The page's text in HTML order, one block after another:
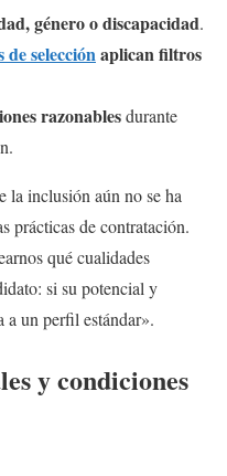
género o discapacidad.
de selecciónaplican filtros
razonablesdurante
la inclusión aún no se ha
prácticas de contratación.
qué cualidades
si su potencial y
a un perfil estándar».
y condiciones